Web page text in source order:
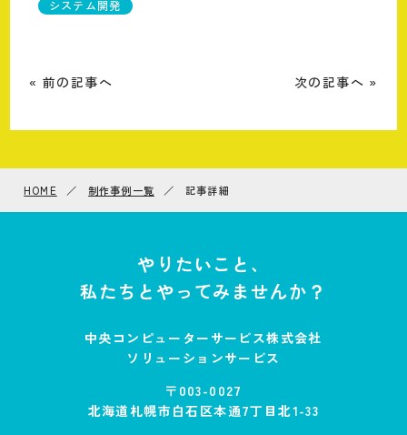
システム開発
« 前の記事へ 次の記事へ »
HOME 制作事例一覧 記事詳細
やりたいこと、
私たちとやってみませんか？
中央コンピューターサービス株式会社
ソリューションサービス
〒003-0027
北海道札幌市白石区本通7丁目北1-33